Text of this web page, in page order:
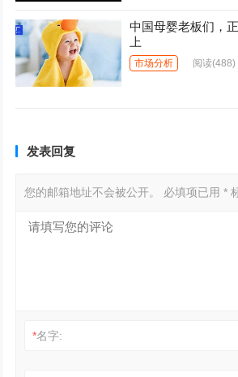
中国母婴老板们，
上
市场分析 阅读(488)
发表回复
您的邮箱地址不会被公开。 必填项已用*
*名字: